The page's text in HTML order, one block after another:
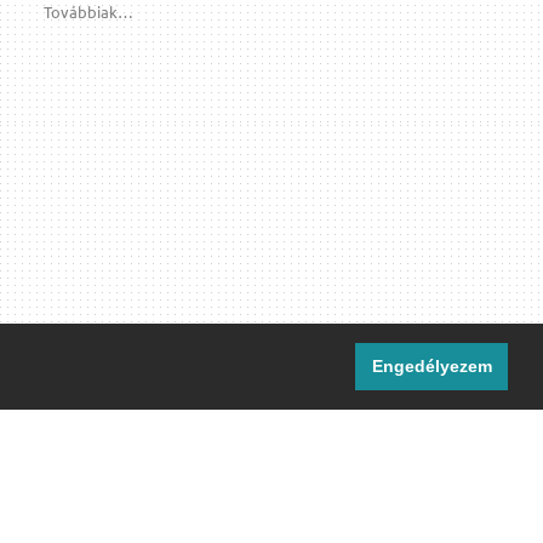
Engedélyezem
Továbbiak…